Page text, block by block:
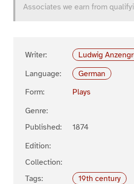
Associates we earn from
Writer:
Ludwig
Language:
German
Form:
Plays
Genre:
Published:
1874
Edition:
Collection:
Tags:
19th century